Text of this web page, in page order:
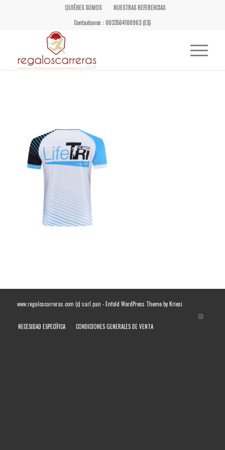
QUIÉNES SOMOS
NUESTRAS REFERENCIAS
Contactanos : 0033564100963 (ES)
www.regaloscarreras.com (c) sarl pan -Enfold WordPress Theme by Kriesi
NECESIDAD ESPECÍFICA CONDICIONES GENERALES DE VENTA